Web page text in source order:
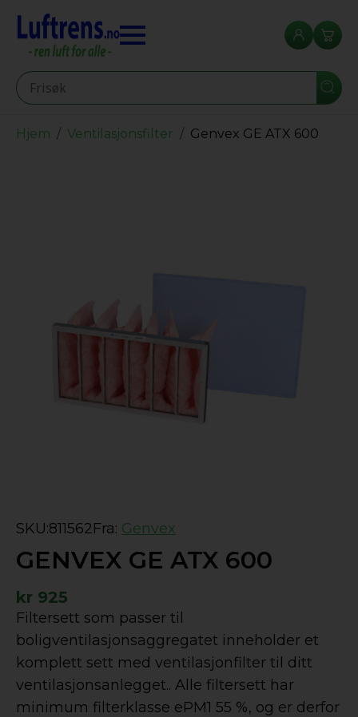
Seearch
Hjem Ventilasjonsfilter Genvex GE ATX 600
SKU:811562Fra: Genvex
GENVEX GE ATX 600
kr 925
Filtersett som passer til
boligventilasjonsaggregatet inneholder et
komplett sett med ventilasjonfilter til ditt
ventilasjonsanlegget.. Alle filtersett har
minimum filterklasse ePM1 55 %, og er derfor